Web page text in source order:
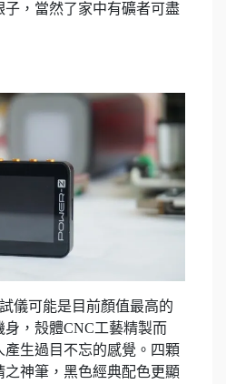
子，當然了家中有礦者可盡
儀可能是目前顏值最高的
，殼體CNC工藝精製而
生過目不忘的感覺。四顆
神筆，黑色經典配色更顯